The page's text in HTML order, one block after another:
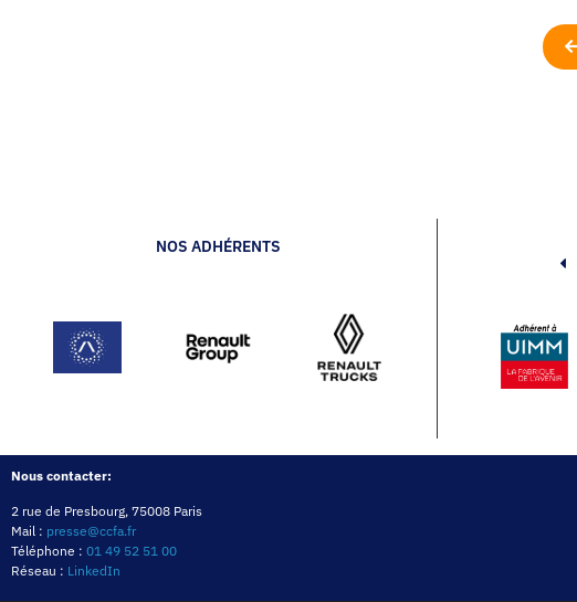
NOS ADHÉRENTS
Nous contacter:
2 rue de Presbourg, 75008 Paris
Mail : presse@ccfa.fr
Téléphone : 01 49 52 51 00
Réseau : LinkedIn